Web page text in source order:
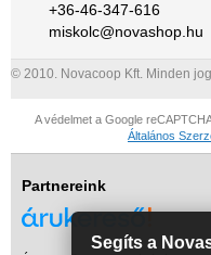
+36-46-347-616
miskolc@novashop.hu
© 2010. Novacoop Kft. Minden
A védelmet a Google
Általános
Partnereink
Segíts a